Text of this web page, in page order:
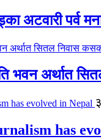
अटवारी पर्व
भवन अर्थात
३
has